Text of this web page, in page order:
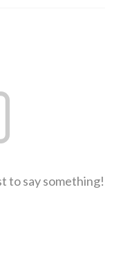
to say something!